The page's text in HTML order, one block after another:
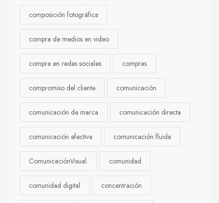
composición fotográfica
compra de medios en video
compra en redes sociales compras
compromiso del cliente comunicación
comunicación de marca comunicación directa
comunicación efectiva comunicación fluida
ComunicaciónVisual. comunidad
comunidad digital concentración